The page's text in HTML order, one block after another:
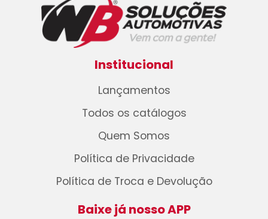
Institucional
Lançamentos
Todos os catálogos
Quem Somos
Política de Privacidade
Política de Troca e Devolução
Baixe já nosso APP